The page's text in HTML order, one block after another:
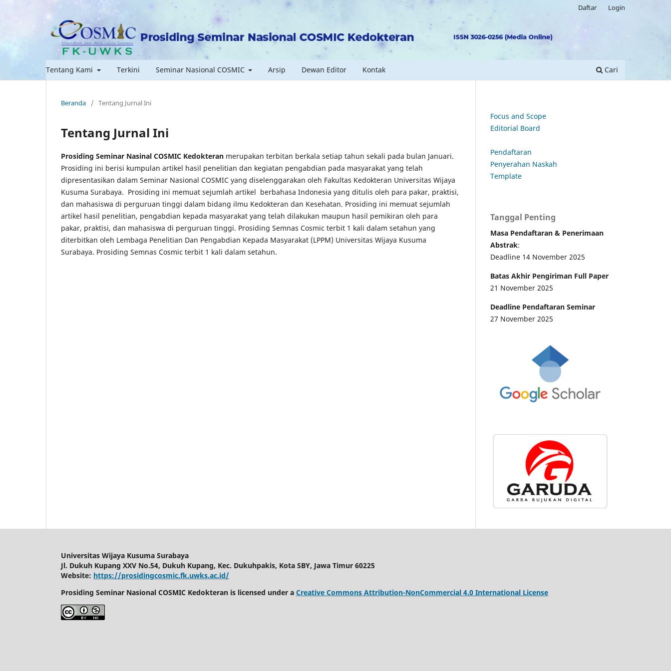
Tentang Kami Terkini Seminar Nasional COSMIC Arsip Dewan Editor Kontak Cari
Daftar Login
Beranda / Tentang Jurnal Ini
Tentang Jurnal Ini
Prosiding Seminar Nasinal COSMIC Kedokteran merupakan terbitan berkala setiap tahun sekali pada bulan Januari.
Prosiding ini berisi kumpulan artikel hasil penelitian dan kegiatan pengabdian pada masyarakat yang telah
dipresentasikan dalam Seminar Nasional COSMIC yang diselenggarakan oleh Fakultas Kedokteran Universitas Wijaya
Kusuma Surabaya. Prosiding ini memuat sejumlah artikel berbahasa Indonesia yang ditulis oleh para pakar, praktisi,
dan mahasiswa di perguruan tinggi dalam bidang ilmu Kedokteran dan Kesehatan. Prosiding ini memuat sejumlah
artikel hasil penelitian, pengabdian kepada masyarakat yang telah dilakukan maupun hasil pemikiran oleh para
pakar, praktisi, dan mahasiswa di perguruan tinggi. Prosiding Semnas Cosmic terbit 1 kali dalam setahun yang
diterbitkan oleh Lembaga Penelitian Dan Pengabdian Kepada Masyarakat (LPPM) Universitas Wijaya Kusuma
Surabaya. Prosiding Semnas Cosmic terbit 1 kali dalam setahun.
Focus and Scope
Editorial Board
Pendaftaran
Penyerahan Naskah
Template
Tanggal Penting
Masa Pendaftaran & Penerimaan
Abstrak:
Deadline 14 November 2025
Batas Akhir Pengiriman Full Paper
21 November 2025
Deadline Pendaftaran Seminar
27 November 2025
Universitas Wijaya Kusuma Surabaya
Jl. Dukuh Kupang XXV No.54, Dukuh Kupang, Kec. Dukuhpakis, Kota SBY, Jawa Timur 60225
Website: https://prosidingcosmic.fk.uwks.ac.id/
Prosiding Seminar Nasional COSMIC Kedokteran is licensed under a Creative Commons Attribution-NonCommercial 4.0 International License